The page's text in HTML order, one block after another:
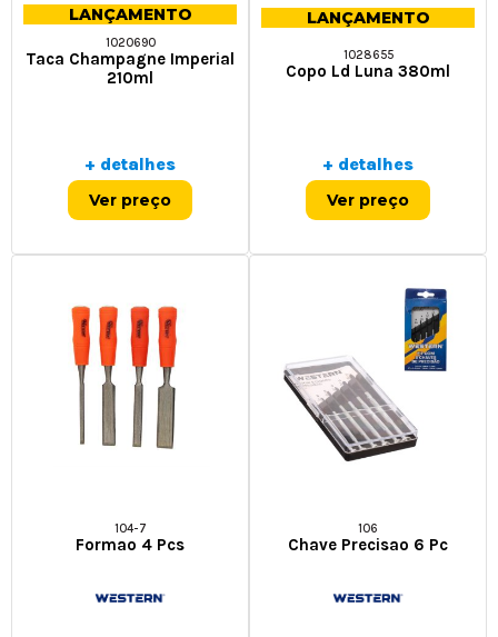
LANÇAMENTO
1020690
Taca Champagne Imperial
210ml
+ detalhes
Ver preço
LANÇAMENTO
1028655
Copo Ld Luna 380ml
+ detalhes
Ver preço
104-7
Formao 4 Pcs
106
Chave Precisao 6 Pc